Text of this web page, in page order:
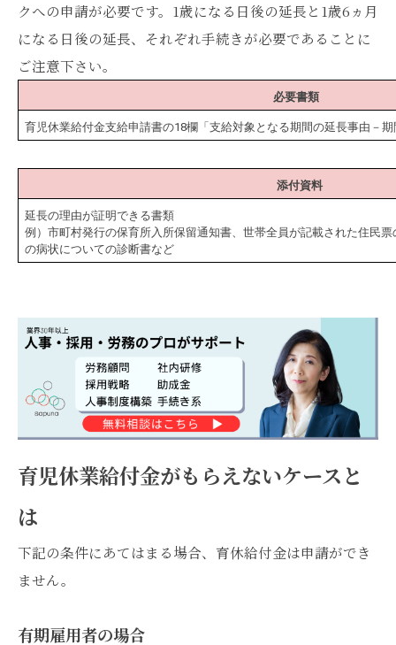
クへの申請が必要です。1歳になる日後の延長と1歳6ヵ月
になる日後の延長、それぞれ手続きが必要であることに
ご注意下さい。
必要書類
育児休業給付金支給申請書の18欄「支給対象となる期間の延長事由－
添付資料
延長の理由が証明できる書類
例）市町村発行の保育所入所保留通知書、世帯全員が記載された住民
の病状についての診断書など
育児休業給付金がもらえないケースと
は
下記の条件にあてはまる場合、育休給付金は申請ができ
ません。
有期雇用者の場合